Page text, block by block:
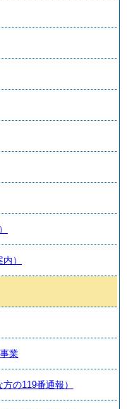
）
業
の119番通報）